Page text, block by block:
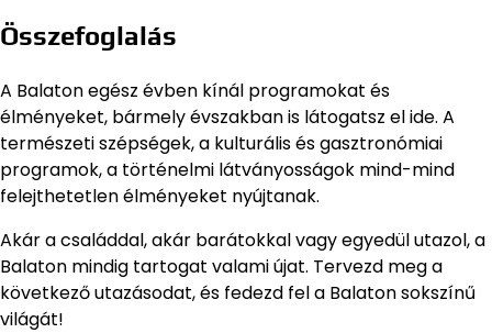
Összefoglalás
A Balaton egész évben kínál programokat és
élményeket, bármely évszakban is látogatsz el ide. A
természeti szépségek, a kulturális és gasztronómiai
programok, a történelmi látványosságok mind-mind
felejthetetlen élményeket nyújtanak.
Akár a családdal, akár barátokkal vagy egyedül utazol, a
Balaton mindig tartogat valami újat. Tervezd meg a
következő utazásodat, és fedezd fel a Balaton sokszínű
világát!